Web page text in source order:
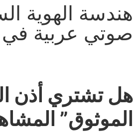
هندسة الهوية
صوتي عربية
هل تشتري أذن
الموثوق”